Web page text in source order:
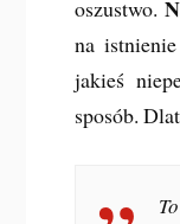
oszustwo.
na
jakieś
sposób.